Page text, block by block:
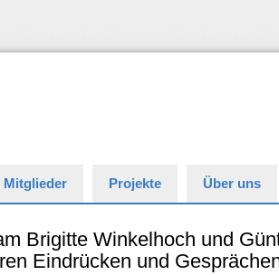
Mitglieder Projekte Über uns
Brigitte Winkelhoch und
Eindrücken und